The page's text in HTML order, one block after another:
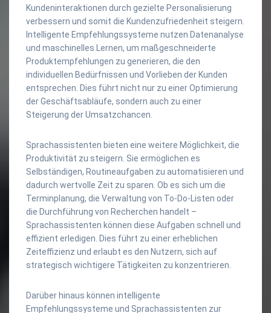
Kundeninteraktionen durch gezielte Personalisierung
verbessern und somit die Kundenzufriedenheit steigern.
Intelligente Empfehlungssysteme nutzen Datenanalyse
und maschinelles Lernen, um maßgeschneiderte
Produktempfehlungen zu generieren, die den
individuellen Bedürfnissen und Vorlieben der Kunden
entsprechen. Dies führt nicht nur zu einer Optimierung
der Geschäftsabläufe, sondern auch zu einer
Steigerung der Umsatzchancen.
Sprachassistenten bieten eine weitere Möglichkeit, die
Produktivität zu steigern. Sie ermöglichen es
Selbständigen, Routineaufgaben zu automatisieren und
dadurch wertvolle Zeit zu sparen. Ob es sich um die
Terminplanung, die Verwaltung von To-Do-Listen oder
die Durchführung von Recherchen handelt –
Sprachassistenten können diese Aufgaben schnell und
effizient erledigen. Dies führt zu einer erheblichen
Zeiteffizienz und erlaubt es den Nutzern, sich auf
strategisch wichtigere Tätigkeiten zu konzentrieren.
Darüber hinaus können intelligente
Empfehlungssysteme und Sprachassistenten zur